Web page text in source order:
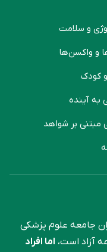
و سلامت
و واکسن‌ها
کودک
به آینده
مبتنی بر شواهد
جامعه علوم ‌پزشکی
آزاد است، اما افراد